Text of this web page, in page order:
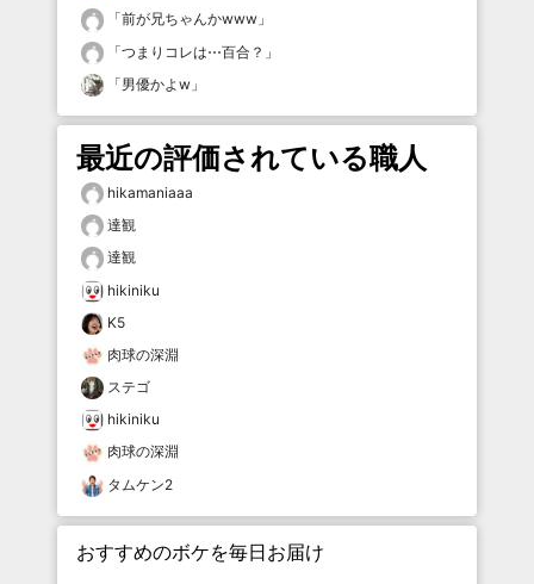
「前が兄ちゃんかwww 」
「つまりコレは⋯百合？ 」
「男優かよw 」
最近の評価されている職人
hikamaniaaa
達観
達観
hikiniku
K5
肉球の深淵
ステゴ
hikiniku
肉球の深淵
タムケン2
おすすめのボケを毎日お届け